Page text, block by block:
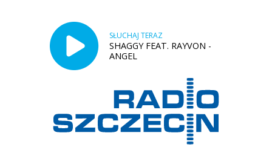
SŁUCHAJ TERAZ
SHAGGY FEAT. RAYVON -
ANGEL